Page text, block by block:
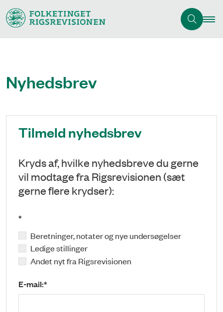
Nyhedsbrev
Tilmeld nyhedsbrev
Kryds af, hvilke nyhedsbreve du gerne
vil modtage fra Rigsrevisionen (sæt
gerne flere krydser):
*
Beretninger, notater og nye undersøgelser
Ledige stillinger
Andet nyt fra Rigsrevisionen
E-mail:*